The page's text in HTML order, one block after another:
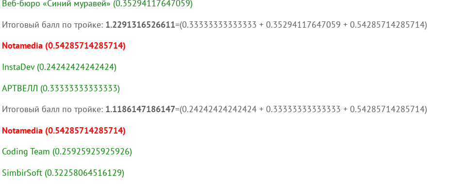
Веб-бюро «Синий муравей» (0.35294117647059)
Итоговый балл по тройке: 1.2291316526611=(0.33333333333333 + 0.35294117647059 + 0.54285714285714)
Notamedia (0.54285714285714)
InstaDev (0.24242424242424)
АРТВЕЛЛ (0.33333333333333)
Итоговый балл по тройке: 1.1186147186147=(0.24242424242424 + 0.33333333333333 + 0.54285714285714)
Notamedia (0.54285714285714)
Coding Team (0.25925925925926)
SimbirSoft (0.32258064516129)